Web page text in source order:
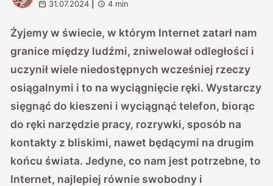
31.07.2024 4 min
Żyjemy w świecie, w którym Internet zatarł nam
granice między ludźmi, zniwelował odległości i
uczynił wiele niedostępnych wcześniej rzeczy
osiągalnymi i to na wyciągnięcie ręki. Wystarczy
sięgnąć do kieszeni i wyciągnąć telefon, biorąc
do ręki narzędzie pracy, rozrywki, sposób na
kontakty z bliskimi, nawet będącymi na drugim
końcu świata. Jedyne, co nam jest potrzebne, to
Internet, najlepiej równie swobodny i